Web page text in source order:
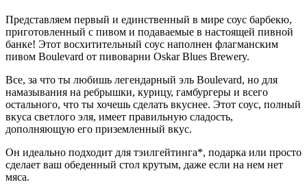
Представляем первый и единственный в мире соус барбекю,
приготовленный с пивом и подаваемые в настоящей пивной
банке! Этот восхитительный соус наполнен флагманским
пивом Boulevard от пивоварни Oskar Blues Brewery.
Все, за что ты любишь легендарный эль Boulevard, но для
намазывания на ребрышки, курицу, гамбургеры и всего
остального, что ты хочешь сделать вкуснее. Этот соус, полный
вкуса светлого эля, имеет правильную сладость,
дополняющую его приземленный вкус.
Он идеально подходит для тэилгейтинга*, подарка или просто
сделает ваш обеденный стол крутым, даже если на нем нет
мяса.